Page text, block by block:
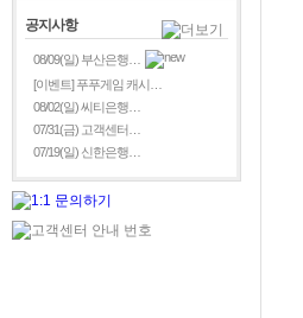
공지사항
08/09(일) 부산은행…
[이벤트] 푸푸게임 캐시…
08/02(일) 씨티은행…
07/31(금) 고객센터…
07/19(일) 신한은행…